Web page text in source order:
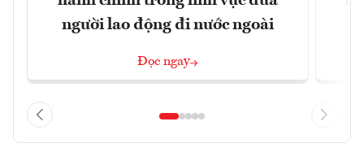
người lao động đi nước ngoài
Đọc ngay